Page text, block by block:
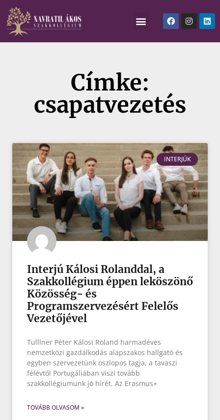
Címke:
csapatvezetés
INTERJÚK
Interjú Kálosi Rolanddal, a
Szakkollégium éppen leköszönő
Közösség- és
Programszervezésért Felelős
Vezetőjével
Tulllner Péter Kálosi Roland harmadéves
nemzetközi gazdálkodás alapszakos hallgató és
egyben szervezetünk oszlopos tagja, a tavaszi
félévtől Portugáliában viszi tovább
szakkollégiumunk jó hírét. Az Erasmus+
TOVÁBB OLVASOM »